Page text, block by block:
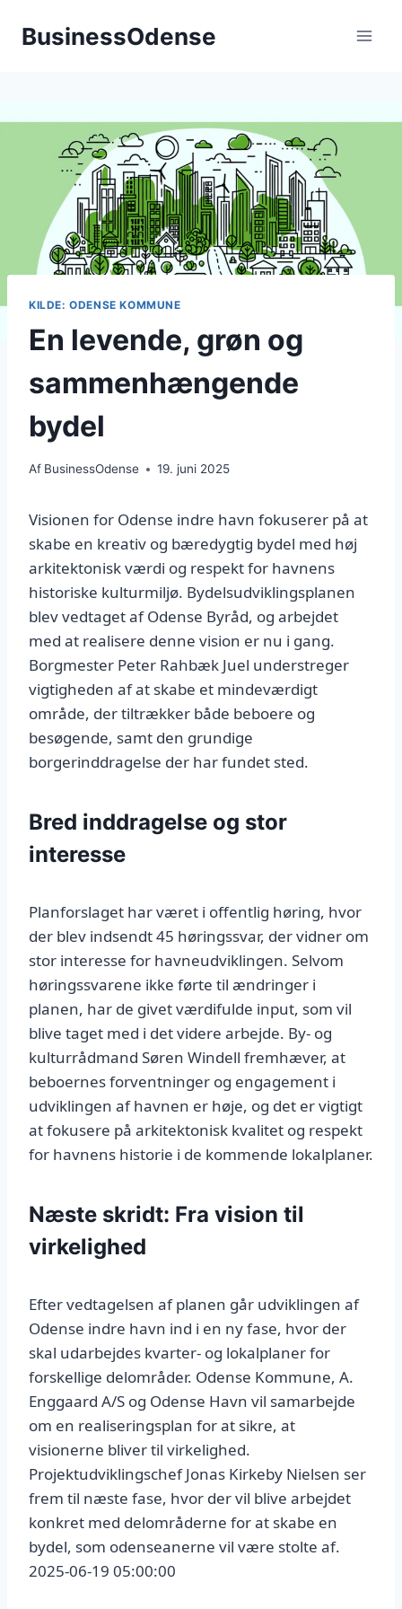
BusinessOdense
KILDE: ODENSE KOMMUNE
En levende, grøn og
sammenhængende
bydel
Af BusinessOdense 19. juni 2025
Visionen for Odense indre havn fokuserer på at
skabe en kreativ og bæredygtig bydel med høj
arkitektonisk værdi og respekt for havnens
historiske kulturmiljø. Bydelsudviklingsplanen
blev vedtaget af Odense Byråd, og arbejdet
med at realisere denne vision er nu i gang.
Borgmester Peter Rahbæk Juel understreger
vigtigheden af at skabe et mindeværdigt
område, der tiltrækker både beboere og
besøgende, samt den grundige
borgerinddragelse der har fundet sted.
Bred inddragelse og stor
interesse
Planforslaget har været i offentlig høring, hvor
der blev indsendt 45 høringssvar, der vidner om
stor interesse for havneudviklingen. Selvom
høringssvarene ikke førte til ændringer i
planen, har de givet værdifulde input, som vil
blive taget med i det videre arbejde. By- og
kulturrådmand Søren Windell fremhæver, at
beboernes forventninger og engagement i
udviklingen af havnen er høje, og det er vigtigt
at fokusere på arkitektonisk kvalitet og respekt
for havnens historie i de kommende lokalplaner.
Næste skridt: Fra vision til
virkelighed
Efter vedtagelsen af planen går udviklingen af
Odense indre havn ind i en ny fase, hvor der
skal udarbejdes kvarter- og lokalplaner for
forskellige delområder. Odense Kommune, A.
Enggaard A/S og Odense Havn vil samarbejde
om en realiseringsplan for at sikre, at
visionerne bliver til virkelighed.
Projektudviklingschef Jonas Kirkeby Nielsen ser
frem til næste fase, hvor der vil blive arbejdet
konkret med delområderne for at skabe en
bydel, som odenseanerne vil være stolte af.
2025-06-19 05:00:00